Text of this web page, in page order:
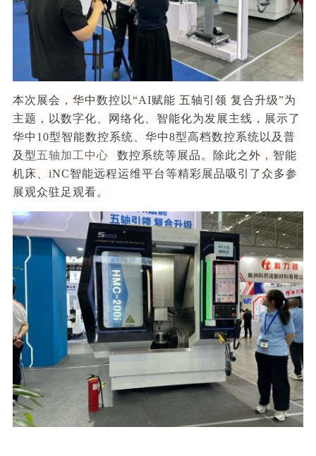
本次展会，华中数控以“AI赋能 五轴引领 复合升级”为
主题，以数字化、网络化、智能化为发展主线，展示了
华中10型智能数控系统、华中8型高档数控系统以及普
及型五轴加工中心
数控系统等展品。除此之外，智能
机床、iNC智能远程运维平台等精彩展品吸引了众多参
展观众驻足观看。